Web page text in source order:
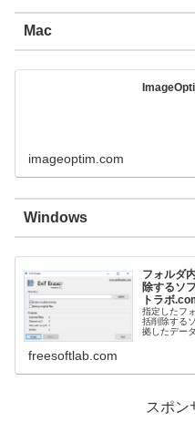
Mac
imageoptim.com
Windows
フォルダ
除するソ
トラボ
指定したフ
括削除する
拠したデー
freesoftlab.com
スポン